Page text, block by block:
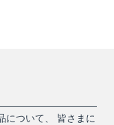
について、 皆さまに